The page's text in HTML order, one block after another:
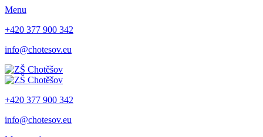
Menu
+420 377 900 342
info@chotesov.eu
+420 377 900 342
info@chotesov.eu